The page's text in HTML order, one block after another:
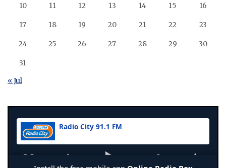
10 11 12 13 14 15 16
17 18 19 20 21 22 23
24 25 26 27 28 29 30
31
« Jul